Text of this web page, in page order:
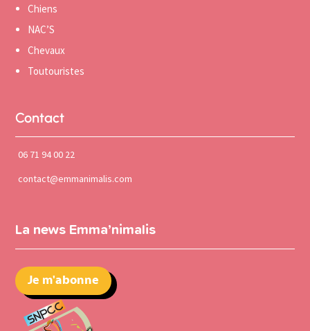
Chiens
NAC’S
Chevaux
Toutouristes
Contact
06 71 94 00 22
contact@emmanimalis.com
La news Emma’nimalis
Je m'abonne